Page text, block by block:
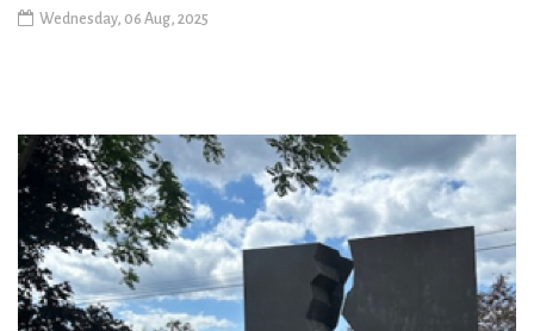
Wednesday, 06 Aug, 2025